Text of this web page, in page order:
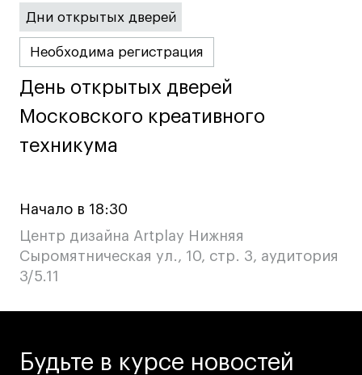
Дни открытых дверей
Необходима регистрация
День открытых дверей
Московского креативного
техникума
День открытых дверей
Московского креативного
техникума
Начало в 18:30
Центр дизайна Artplay Нижняя
Сыромятническая ул., 10, стр. 3, аудитория
3/5.11
Будьте в курсе новостей